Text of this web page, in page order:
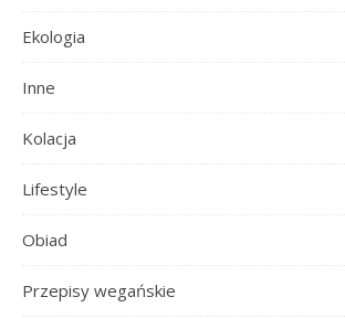
Ekologia
Inne
Kolacja
Lifestyle
Obiad
Przepisy wegańskie